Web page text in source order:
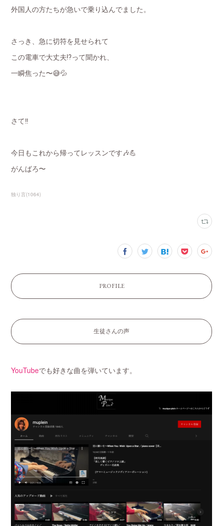
外国人の方たちが急いで乗り込んでました。
さっき、急に切符を見せられて
この電車で大丈夫⁉️って聞かれ、
一瞬焦った〜😅💦
さて‼️
今日もこれから帰ってレッスンです🎶💪
がんばろ〜
独り言(1064)
PROFILE
生徒さんの声
YouTubeでも好きな曲を弾いています。